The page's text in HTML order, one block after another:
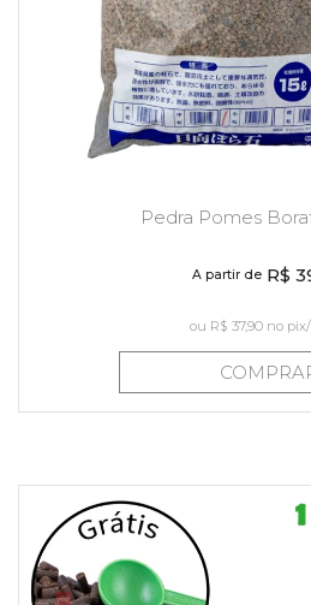
Pedra Pomes
A partir de R$
ou R$ 37,90no pix/